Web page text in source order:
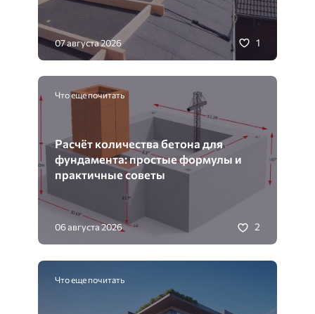
07 августа 2026 1
Что еще почитать
Расчёт количества бетона для
фундамента: простые формулы и
практичные советы
06 августа 2026 2
Что еще почитать